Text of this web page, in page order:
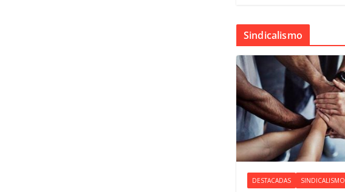
Sindicalismo
DESTACADAS SINDICALISMO